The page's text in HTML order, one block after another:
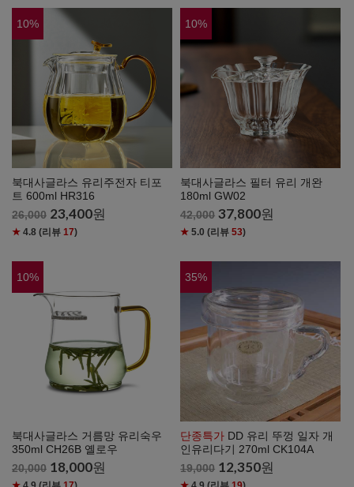
10%
북대사글라스 유리주전자 티포
트 600ml HR316
26,000 23,400원
★ 4.8 (리뷰 17)
10%
북대사글라스 필터 유리 개완
180ml GW02
42,000 37,800원
★ 5.0 (리뷰53)
10%
북대사글라스 거름망 유리숙우
350ml CH26B 옐로우
20,000 18,000원
35%
단종특가 DD 유리 뚜껑 일자 개
인유리다기 270ml CK104A
19,000 12,350원